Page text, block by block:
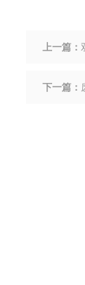
上一篇：
下一篇：